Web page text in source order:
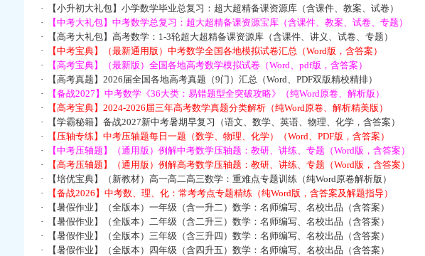
·
【小升初大礼包】小学数学毕业总复习：超大超精备课资源库（含课件、教案、试卷）
·
【中考大礼包】中考数学总复习：超大超精备课资源宝库（含课件、教案、试卷、专题）
·
【高考大礼包】高考数学：1-3轮超大超精备课资源库（含课件、讲义、试卷、专题）
·
【中考宝典】（最新通用版）中考数学全国各地模拟试卷汇总（Word版，含答案）
·
【高考宝典】（最新版）全国各地高考数学模拟试卷（Word、pdf版，含答案）
·
【高考真题】2026届全国各地高考真题（9门）汇总（Word、PDF双版精校精排）
·
【备战2027】中考数学《36大类：易错题型全突破攻略》（纯Word原卷、解析版）
·
【高考宝典】2024-2026届三年高考数学真题分类解析（纯Word原卷、解析精美版）
·
【学霸秘籍】备战2027新中考暑期早复习（语文、数学、英语、物理、化学，含答案）
·
【压轴专练】中考压轴题每日一题（数学、物理、化学）（Word、PDF版，含答案）
·
【中考压轴题】（通用版）例解中考数学压轴题：教研、讲练、专题（Word版，含答案）
·
【高考压轴题】（通用版）例解高考数学压轴题：教研、讲练、专题（Word版，含答案）
·
【培优宝典】（新教材）高一高二高三数学：重难点专题训练（纯Word原卷解析版）
·
【备战2026】中考数、理、化：常考考点专题精练（纯Word版，含答案及解题指导）
·
【暑假作业】（全版本）一年级（含一升二）数学：名师编写、名校出品（含答案）
·
【暑假作业】（全版本）二年级（含二升三）数学：名师编写、名校出品（含答案）
·
【暑假作业】（全版本）三年级（含三升四）数学：名师编写、名校出品（含答案）
·
【暑假作业】（全版本）四年级（含四升五）数学：名师编写、名校出品（含答案）